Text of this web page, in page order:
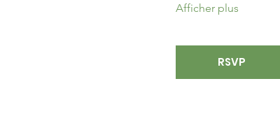
Afficher plus
RSVP